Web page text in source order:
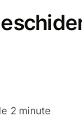
2 minute